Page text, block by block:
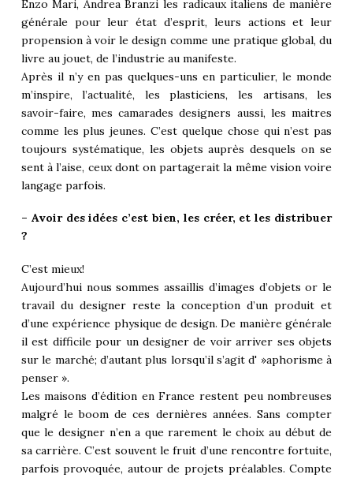
Enzo Mari, Andrea Branzi les radicaux italiens de manière
générale pour leur état d’esprit, leurs actions et leur
propension à voir le design comme une pratique global, du
livre au jouet, de l’industrie au manifeste.
Après il n’y en pas quelques-uns en particulier, le monde
m’inspire, l’actualité, les plasticiens, les artisans, les
savoir-faire, mes camarades designers aussi, les maitres
comme les plus jeunes. C’est quelque chose qui n’est pas
toujours systématique, les objets auprès desquels on se
sent à l’aise, ceux dont on partagerait la même vision voire
langage parfois.
– Avoir des idées c’est bien, les créer, et les distribuer
?
C’est mieux!
Aujourd’hui nous sommes assaillis d’images d’objets or le
travail du designer reste la conception d’un produit et
d’une expérience physique de design. De manière générale
il est difficile pour un designer de voir arriver ses objets
sur le marché; d’autant plus lorsqu’il s’agit d' »aphorisme à
penser ».
Les maisons d’édition en France restent peu nombreuses
malgré le boom de ces dernières années. Sans compter
que le designer n’en a que rarement le choix au début de
sa carrière. C’est souvent le fruit d’une rencontre fortuite,
parfois provoquée, autour de projets préalables. Compte